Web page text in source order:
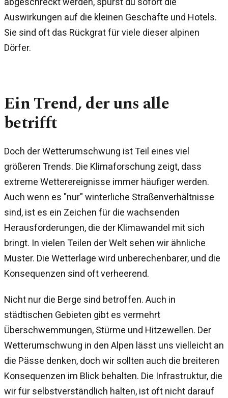
Auswirkungen auf die kleinen Geschäfte und Hotels.
Sie sind oft das Rückgrat für viele dieser alpinen
Dörfer.
Ein Trend, der uns alle
betrifft
Doch der Wetterumschwung ist Teil eines viel
größeren Trends. Die Klimaforschung zeigt, dass
extreme Wetterereignisse immer häufiger werden.
Auch wenn es "nur" winterliche Straßenverhältnisse
sind, ist es ein Zeichen für die wachsenden
Herausforderungen, die der Klimawandel mit sich
bringt. In vielen Teilen der Welt sehen wir ähnliche
Muster. Die Wetterlage wird unberechenbarer, und die
Konsequenzen sind oft verheerend.
Nicht nur die Berge sind betroffen. Auch in
städtischen Gebieten gibt es vermehrt
Überschwemmungen, Stürme und Hitzewellen. Der
Wetterumschwung in den Alpen lässt uns vielleicht an
die Pässe denken, doch wir sollten auch die breiteren
Konsequenzen im Blick behalten. Die Infrastruktur, die
wir für selbstverständlich halten, ist oft nicht darauf